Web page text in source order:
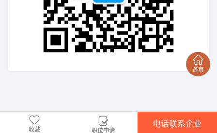
收藏 职位申请
电话联系企业